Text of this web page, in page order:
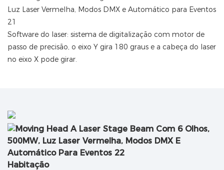
Software do laser: sistema de digitalização com motor de
passo de precisão, o eixo Y gira 180 graus e a cabeça do laser
no eixo X pode girar.
Habitação